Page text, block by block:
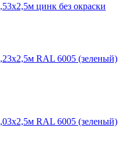
цинк без окраски
RAL 6005 (зеленый)
RAL 6005 (зеленый)